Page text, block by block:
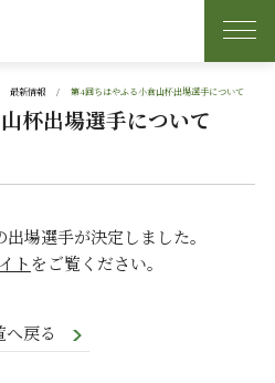
最新情報 第4回ちはやふる小倉山杯出場選手について
杯出場選手について
場選手が決定しました。
トをご覧ください。
へ戻る